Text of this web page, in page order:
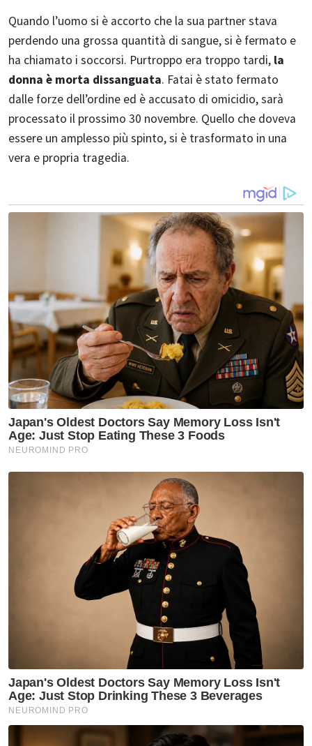
Quando l’uomo si è accorto che la sua partner stava
perdendo una grossa quantità di sangue, si è fermato e
ha chiamato i soccorsi. Purtroppo era troppo tardi, la
donna è morta dissanguata. Fatai è stato fermato
dalle forze dell’ordine ed è accusato di omicidio, sarà
processato il prossimo 30 novembre. Quello che doveva
essere un amplesso più spinto, si è trasformato in una
vera e propria tragedia.